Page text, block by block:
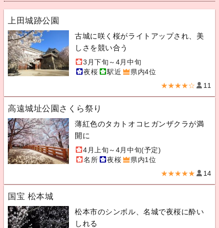
上田城跡公園
古城に咲く桜がライトアップされ、美
しさを競い合う
3月下旬～4月中旬
夜桜
駅近 県内4位
★★★★☆ 11
高遠城址公園さくら祭り
薄紅色のタカトオコヒガンザクラが満
開に
4月上旬～4月中旬(予定)
名所
夜桜 県内1位
★★★★★ 14
国宝 松本城
松本市のシンボル、名城で夜桜に酔い
しれる